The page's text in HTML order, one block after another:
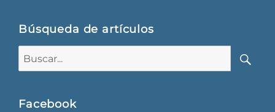
Búsqueda de artículos
Facebook